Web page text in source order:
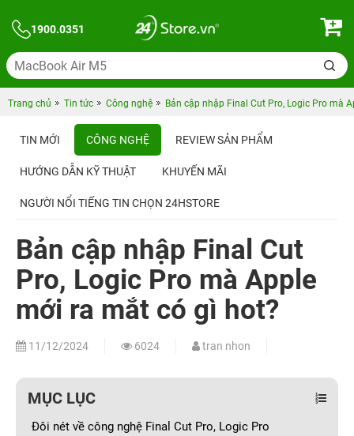
1900.0351
Trang chủ Tin tức Công nghệ Bản cập nhập Final Cut Pro, Logic Pro mà
TIN MỚI CÔNG NGHỆ REVIEW SẢN PHẨM
HƯỚNG DẪN KỸ THUẬT KHUYẾN MÃI
NGƯỜI NỔI TIẾNG TIN CHỌN 24HSTORE
Bản cập nhập Final Cut
Pro, Logic Pro mà Apple
mới ra mắt có gì hot?
11/12/2024 6024 tran nhon
MỤC LỤC
Đôi nét về công nghệ Final Cut Pro, Logic Pro